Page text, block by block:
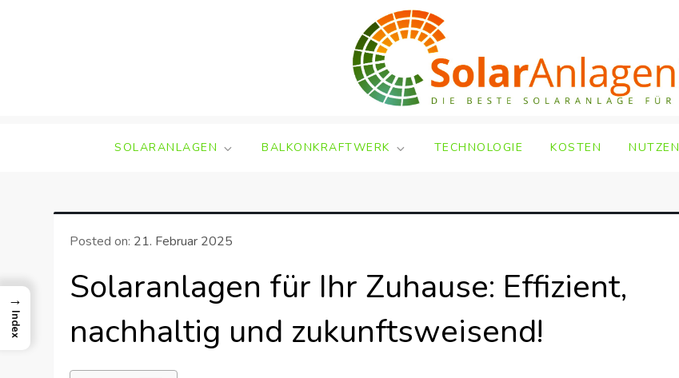
SOLARANLAGEN BALKONKRAFTWERK TECHNOLOGIE KOSTEN NUTZEN
Posted on: 21. Februar 2025
Solaranlagen für Ihr Zuhause: Effizient,
nachhaltig und zukunftsweisend!
→
Index